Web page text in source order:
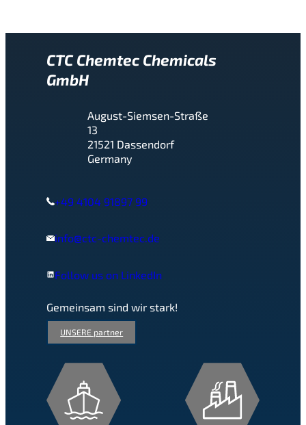
CTC Chemtec Chemicals
GmbH
August-Siemsen-Straße
13
21521 Dassendorf
Germany
+49 4104 91897 99
info@ctc-chemtec.de
Follow us on LinkedIn
Gemeinsam sind wir stark!
UNSERE partner